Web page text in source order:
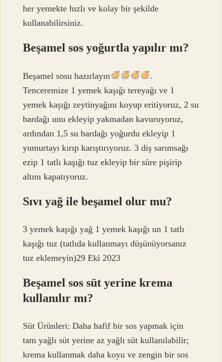
her yemekte hızlı ve kolay bir şekilde
kullanabilirsiniz.
Beşamel sos yoğurtla yapılır mı?
Beşamel sosu hazırlayın
.
Tenceremize 1 yemek kaşığı tereyağı ve 1
yemek kaşığı zeytinyağını koyup eritiyoruz, 2 su
bardağı unu ekleyip yakmadan kavuruyoruz,
ardından 1,5 su bardağı yoğurdu ekleyip 1
yumurtayı kırıp karıştırıyoruz. 3 diş sarımsağı
ezip 1 tatlı kaşığı tuz ekleyip bir süre pişirip
altını kapatıyoruz.
Sıvı yağ ile beşamel olur mu?
3 yemek kaşığı yağ 1 yemek kaşığı un 1 tatlı
kaşığı tuz (tatlıda kullanmayı düşünüyorsanız
tuz eklemeyin)29 Eki 2023
Beşamel sos süt yerine krema
kullanılır mı?
Süt Ürünleri: Daha hafif bir sos yapmak için
tam yağlı süt yerine az yağlı süt kullanılabilir;
krema kullanmak daha koyu ve zengin bir sos